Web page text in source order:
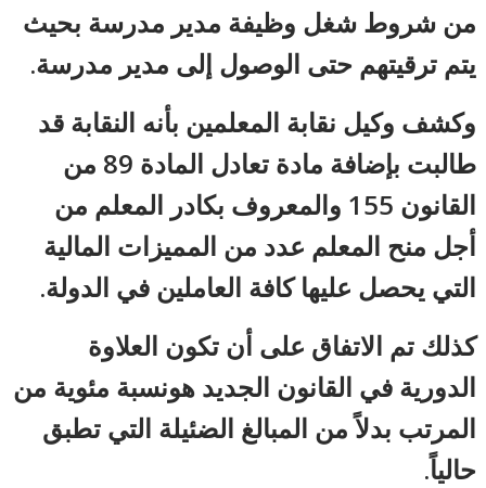
من شروط شغل وظيفة مدير مدرسة بحيث
يتم ترقيتهم حتى الوصول إلى مدير مدرسة.
وكشف وكيل نقابة المعلمين بأنه النقابة قد
طالبت بإضافة مادة تعادل المادة 89 من
القانون 155 والمعروف بكادر المعلم من
أجل منح المعلم عدد من المميزات المالية
التي يحصل عليها كافة العاملين في الدولة.
كذلك تم الاتفاق على أن تكون العلاوة
الدورية في القانون الجديد هونسبة مئوية من
المرتب بدلاً من المبالغ الضئيلة التي تطبق
حالياً.